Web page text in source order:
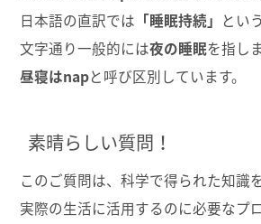
日本語の直訳では 「睡眠持続」 とい
文字通り一般的には夜の睡眠を指し
昼寝はnapと呼び区別しています。
素晴らしい質問！
このご質問は、科学で得られた知識
実際の生活に活用するのに必要なプ